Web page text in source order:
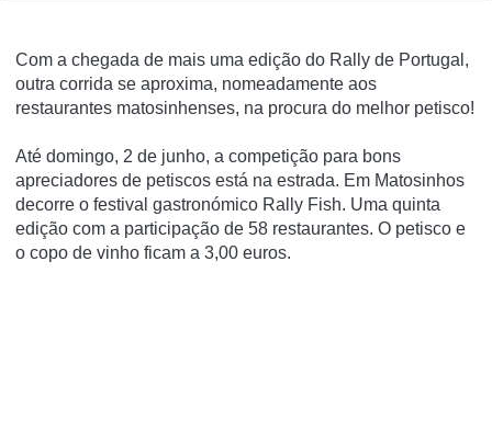
Com a chegada de mais uma edição do Rally de Portugal,
outra corrida se aproxima, nomeadamente aos
restaurantes matosinhenses, na procura do melhor petisco!
Até domingo, 2 de junho, a competição para bons
apreciadores de petiscos está na estrada. Em Matosinhos
decorre o festival gastronómico Rally Fish. Uma quinta
edição com a participação de 58 restaurantes. O petisco e
o copo de vinho ficam a 3,00 euros.